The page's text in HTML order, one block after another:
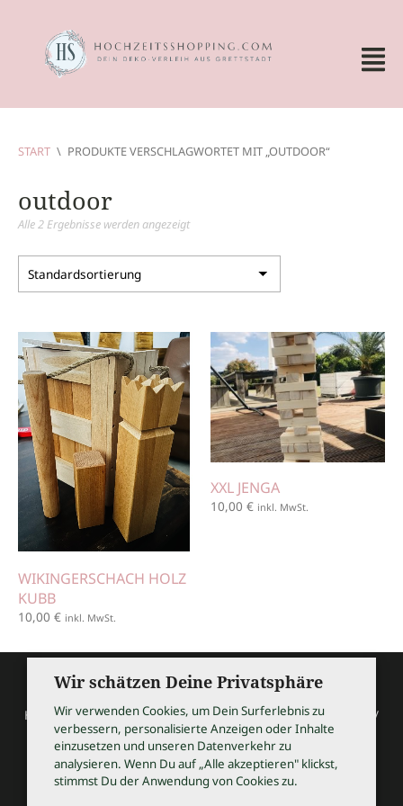
START \ PRODUKTE VERSCHLAGWORTET MIT „OUTDOOR“
outdoor
Alle 2 Ergebnisse werden angezeigt
WIKINGERSCHACH HOLZ
KUBB
10,00 € inkl. MwSt.
XXL JENGA
10,00 € inkl. MwSt.
HOCHZEITSSHOPPING / Thomas Bauer / Meßmerstraße 32 /
97508 Grettstadt
Tel 09729 9099504 / info@hochzeitsshopping.com
AGB
Wir schätzen Deine Privatsphäre
Wir verwenden Cookies, um Dein Surferlebnis zu
verbessern, personalisierte Anzeigen oder Inhalte
einzusetzen und unseren Datenverkehr zu
analysieren. Wenn Du auf „Alle akzeptieren" klickst,
stimmst Du der Anwendung von Cookies zu.